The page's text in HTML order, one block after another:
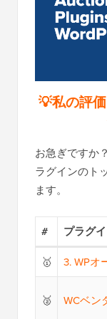
💡私の評
お急ぎですか
ラグインのト
ます。
# プラグ
🥇
3. WPオ
🥈 WCベン